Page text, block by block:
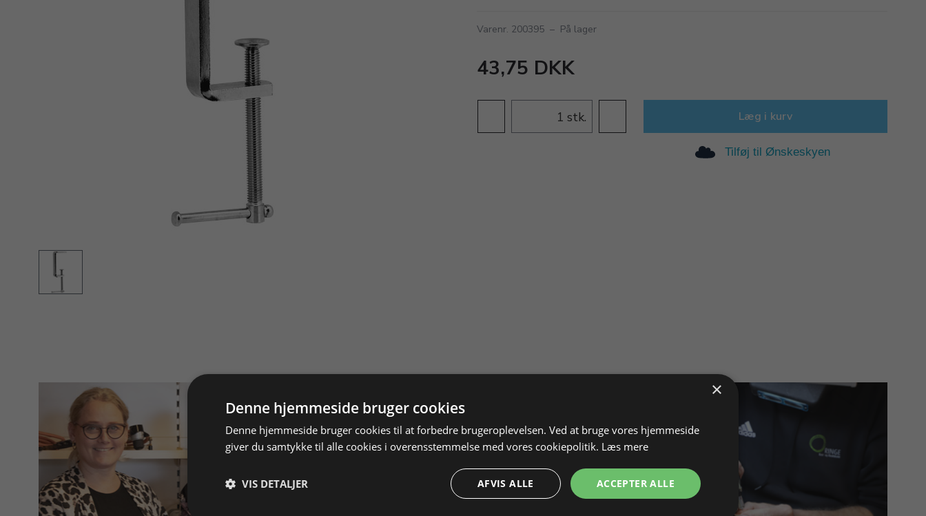
Varenr. 200395 – På lager
43,75 DKK
stk. Læg i kurv
Tilføj til Ønskeskyen
×
Denne hjemmeside bruger cookies
Denne hjemmeside bruger cookies til at forbedre brugeroplevelsen. Ved at bruge vores hjemmeside
giver du samtykke til alle cookies i overensstemmelse med vores cookiepolitik. Læs mere
ACCEPTER ALLE
AFVIS ALLE
VIS DETALJER